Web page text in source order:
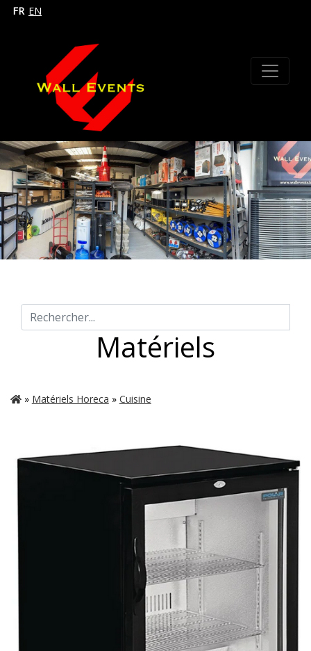
FR EN
Search
Matériels
» Matériels Horeca » Cuisine